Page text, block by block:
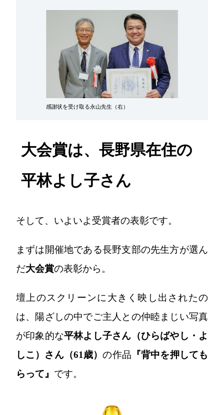
感謝状を受け取る永山先生（右）
大会賞は、長野県在住の
平林よし子さん
そして、いよいよ受賞者の表彰です。
まずは開催地である長野支部の先生方が選ん
だ大会賞の表彰から。
壇上のスクリーンに大きく映し出されたの
は、陽ざしの中でご主人との仲睦まじい写真
が印象的な平林よし子さん（ひらばやし・よ
しこ）さん（61歳）の作品 『背中を押しても
らって』 です。